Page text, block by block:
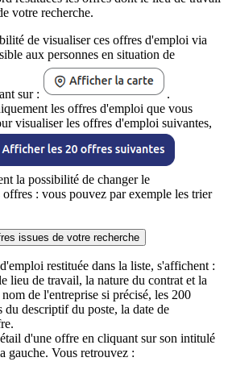
votre recherche.
de visualiser ces offres d'emploi via
aux personnes en situation de
sur :
.
les offres d'emploi que vous
visualiser les offres d'emploi suivantes,
la possibilité de changer le
offres : vous pouvez par exemple les trier
issues de votre recherche
restituée dans la liste, s'affichent :
lieu de travail, la nature du contrat et la
de l'entreprise si précisé, les 200
du descriptif du poste, la date de
d'une offre en cliquant sur son intitulé
gauche. Vous retrouvez :